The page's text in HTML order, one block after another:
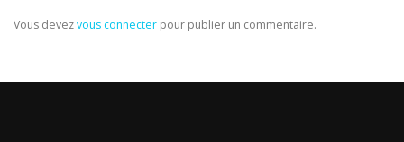
Vous devezvous connecter pour publier un commentaire.